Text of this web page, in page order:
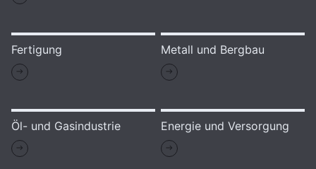
Fertigung Metall und Bergbau
Öl- und Gasindustrie Energie und Versorgung